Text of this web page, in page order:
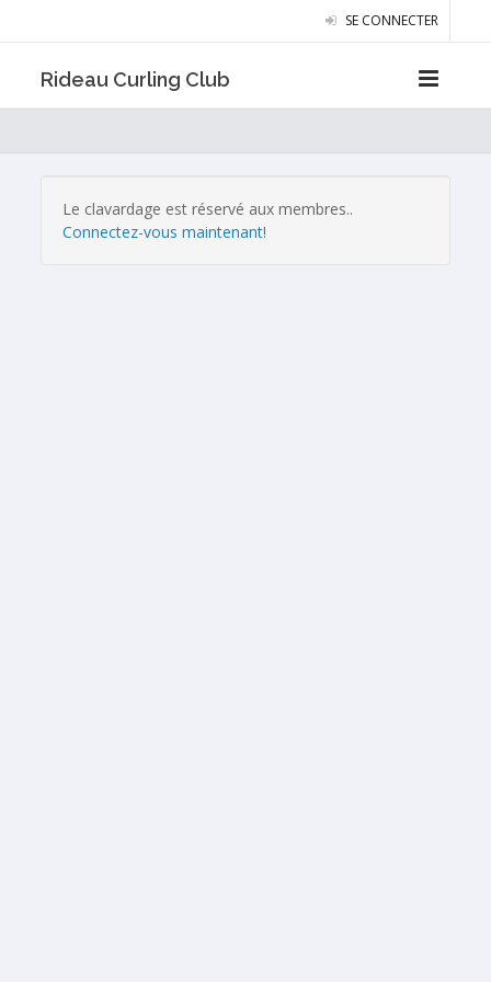
SE CONNECTER
Rideau Curling Club
Le clavardage est réservé aux membres..
Connectez-vous maintenant!